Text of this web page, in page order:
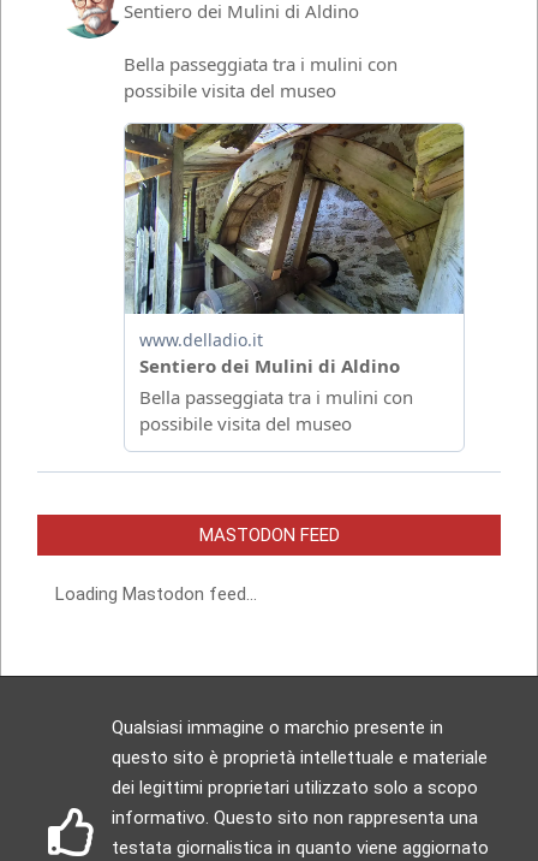
MASTODON FEED
Loading Mastodon feed...
Qualsiasi immagine o marchio presente in
questo sito è proprietà intellettuale e materiale
dei legittimi proprietari utilizzato solo a scopo
informativo. Questo sito non rappresenta una
testata giornalistica in quanto viene aggiornato